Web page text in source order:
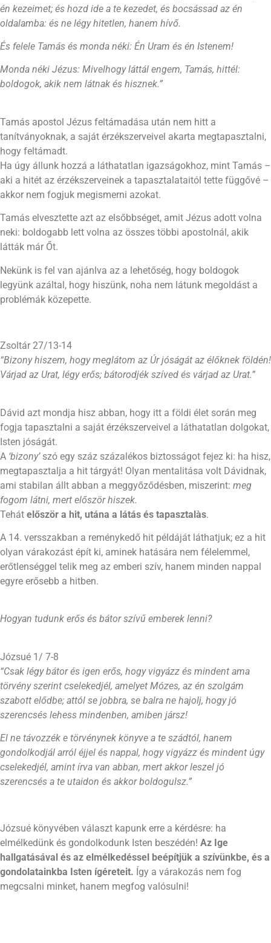
én kezeimet; és hozd ide a te kezedet, és bocsássad az én
oldalamba: és ne légy hitetlen, hanem hívő.
És felele Tamás és monda néki: Én Uram és én Istenem!
Monda néki Jézus: Mivelhogy láttál engem, Tamás, hittél:
boldogok, akik nem látnak és hisznek.”
Tamás apostol Jézus feltámadása után nem hitt a
tanítványoknak, a saját érzékszerveivel akarta megtapasztalni,
hogy feltámadt.
Ha úgy állunk hozzá a láthatatlan igazságokhoz, mint Tamás –
aki a hitét az érzékszerveinek a tapasztalataitól tette függővé –
akkor nem fogjuk megismerni azokat.
Tamás elvesztette azt az elsőbbséget, amit Jézus adott volna
neki: boldogabb lett volna az összes többi apostolnál, akik
látták már Őt.
Nekünk is fel van ajánlva az a lehetőség, hogy boldogok
legyünk azáltal, hogy hiszünk, noha nem látunk megoldást a
problémák közepette.
Zsoltár 27/13-14
“Bizony hiszem, hogy meglátom az Úr jóságát az élőknek földén!
Várjad az Urat, légy erős; bátorodjék szíved és várjad az Urat.”
Dávid azt mondja hisz abban, hogy itt a földi élet során meg
fogja tapasztalni a saját érzékszerveivel a láthatatlan dolgokat,
Isten jóságát.
A ‘bizony’szó egy száz százalékos biztosságot fejez ki: ha hisz,
megtapasztalja a hit tárgyát! Olyan mentalitása volt Dávidnak,
ami stabilan állt abban a meggyőződésben, miszerint: meg
fogom látni, mert először hiszek.
Tehát először a hit, utána a látás és tapasztalàs.
A 14. versszakban a reménykedő hit példáját láthatjuk; ez a hit
olyan várakozást épít ki, aminek hatására nem félelemmel,
erőtlenséggel telik meg az emberi szív, hanem minden nappal
egyre erősebb a hitben.
Hogyan tudunk erős és bátor szívű emberek lenni?
Józsué 1/ 7-8
“Csak légy bátor és igen erős, hogy vigyázz és mindent ama
törvény szerint cselekedjél, amelyet Mózes, az én szolgám
szabott elődbe; attól se jobbra, se balra ne hajolj, hogy jó
szerencsés lehess mindenben, amiben jársz!
El ne távozzék e törvénynek könyve a te szádtól, hanem
gondolkodjál arról éjjel és nappal, hogy vigyázz és mindent úgy
cselekedjél, amint írva van abban, mert akkor leszel jó
szerencsés a te utaidon és akkor boldogulsz.”
Józsué könyvében választ kapunk erre a kérdésre: ha
elmélkedünk és gondolkodunk Isten beszédén! Az Ige
hallgatásával és az elmélkedéssel beépítjük a szívünkbe, és a
gondolatainkba Isten ígéreteit. Így a várakozás nem fog
megcsalni minket, hanem megfog valósulni!